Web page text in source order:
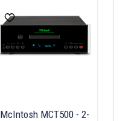
McIntosh MCT500 - 2-